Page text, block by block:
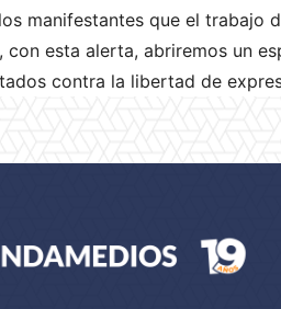
manifestantes que el trabajo
esta alerta, abriremos un
contra la libertad de